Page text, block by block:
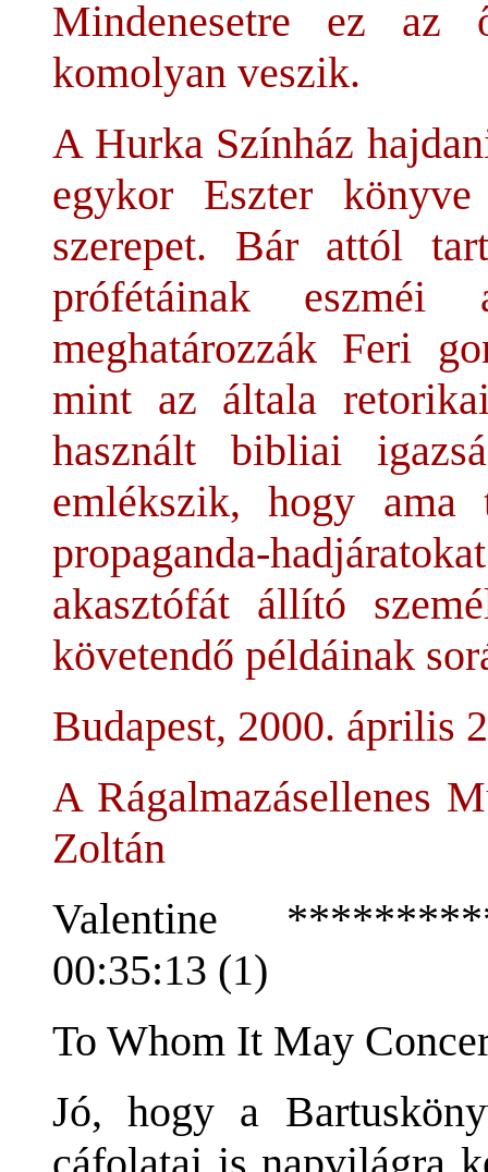
Mindenesetre ez
komolyan veszik.
A Hurka Színház
egykor Eszter
szerepet. Bár attól
prófétáinak
meghatározzák Feri
mint az általa
használt bibliai
emlékszik, hogy ama
propaganda-
akasztófát állító
követendő példáinak
Budapest, 2000. április
A Rágalmazásellenes
Zoltán
Valentine
00:35:13 (1)
To Whom It May
Jó, hogy a